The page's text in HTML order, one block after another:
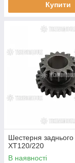
Купити
Шестерня заднього
XT120/220
В наявності